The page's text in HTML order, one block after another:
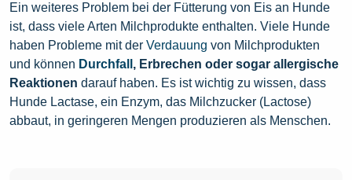
Ein weiteres Problem bei der Fütterung von Eis an Hunde
ist, dass viele Arten Milchprodukte enthalten. Viele Hunde
haben Probleme mit der Verdauung von Milchprodukten
und können Durchfall , Erbrechen oder sogar allergische
Reaktionen darauf haben. Es ist wichtig zu wissen, dass
Hunde Lactase, ein Enzym, das Milchzucker (Lactose)
abbaut, in geringeren Mengen produzieren als Menschen.